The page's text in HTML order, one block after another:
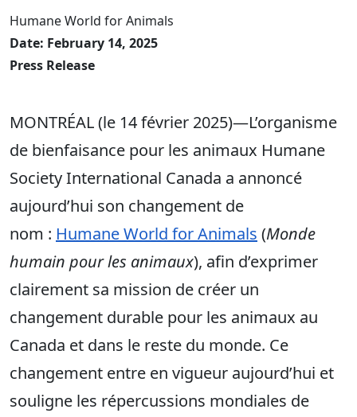
Humane World for Animals
Date: February 14, 2025
Press Release
MONTRÉAL(le 14 février 2025)—L’organisme
de bienfaisance pour les animaux Humane
Society International Canada a annoncé
aujourd’hui son changement de
nom : Humane World for Animals (Monde
humain pour les animaux), afin d’exprimer
clairement sa mission de créer un
changement durable pour les animaux au
Canada et dans le reste du monde. Ce
changement entre en vigueur aujourd’hui et
souligne les répercussions mondiales de